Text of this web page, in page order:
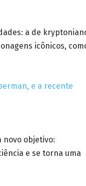
a de
icônicos,
e a recente
novo objetivo:
e se torna uma